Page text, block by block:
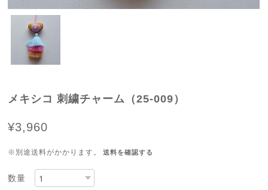
メキシコ 刺繍チャーム（25-009）
¥3,960
※別途送料がかかります。 送料を確認する
数量